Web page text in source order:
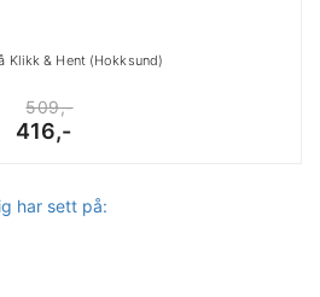
Klikk & Hent (Hokksund)
509,-
416,-
har sett på: